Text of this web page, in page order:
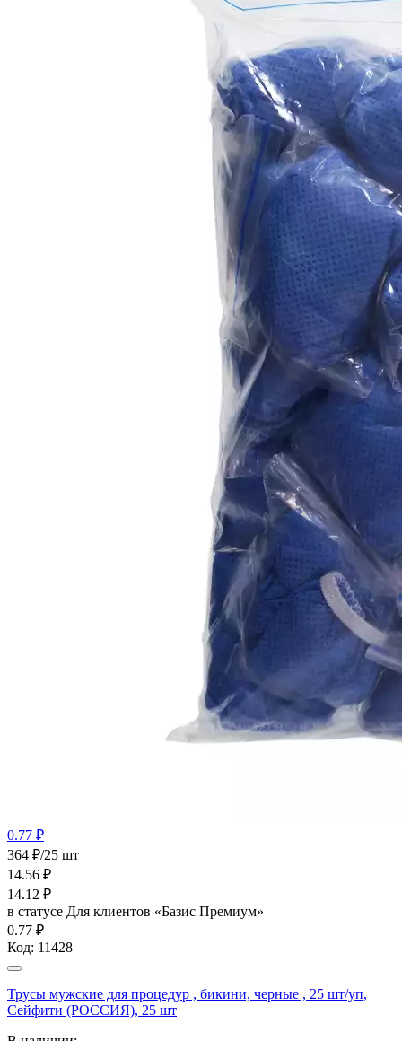
0.77 ₽
364 ₽/25 шт
14.56 ₽
14.12 ₽
в статусе Для клиентов «Базис Премиум»
0.77 ₽
Код: 11428
Трусы мужские для процедур , бикини, черные , 25 шт/уп,
Сейфити (РОССИЯ), 25 шт